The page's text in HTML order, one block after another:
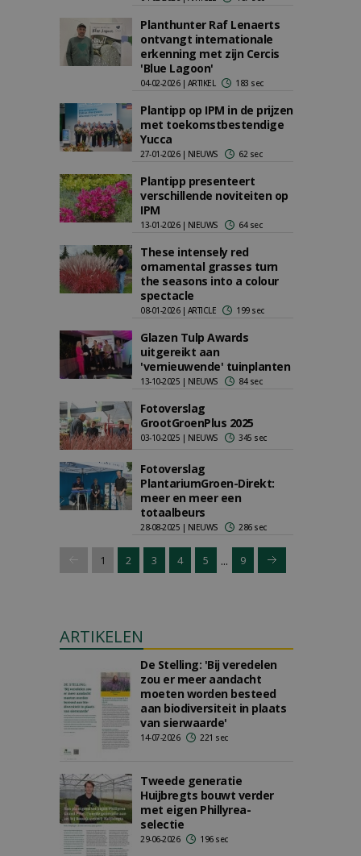
Planthunter Raf Lenaerts
ontvangt internationale
erkenning met zijn Cercis
'Blue Lagoon'
04-02-2026 | ARTIKEL 183 sec
Plantipp op IPM in de prijzen
met toekomstbestendige
Yucca
27-01-2026 | NIEUWS 62 sec
Plantipp presenteert
verschillende noviteiten op
IPM
13-01-2026 | NIEUWS 64 sec
These intensely red
ornamental grasses turn
the seasons into a colour
spectacle
08-01-2026 | ARTICLE 199 sec
Glazen Tulp Awards
uitgereikt aan
'vernieuwende' tuinplanten
13-10-2025 | NIEUWS 84 sec
Fotoverslag
GrootGroenPlus 2025
03-10-2025 | NIEUWS 345 sec
Fotoverslag
PlantariumGroen-Direkt:
meer en meer een
totaalbeurs
28-08-2025 | NIEUWS 286 sec
1 2 3 4 5 ... 9
ARTIKELEN
De Stelling: 'Bij veredelen
zou er meer aandacht
moeten worden besteed
aan biodiversiteit in plaats
van sierwaarde'
14-07-2026 221 sec
Tweede generatie
Huijbregts bouwt verder
met eigen Phillyrea-
selectie
29-06-2026 196 sec